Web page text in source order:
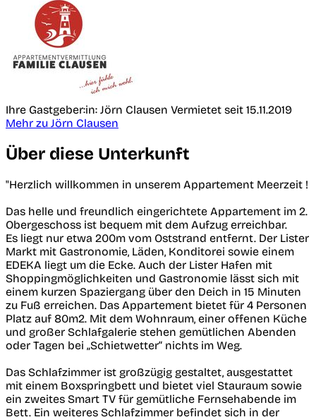
Ihre Gastgeber:in: Jörn Clausen Vermietet seit 15.11.2019
Mehr zu Jörn Clausen
Über diese Unterkunft
"Herzlich willkommen in unserem Appartement Meerzeit !
Das helle und freundlich eingerichtete Appartement im 2.
Obergeschoss ist bequem mit dem Aufzug erreichbar.
Es liegt nur etwa 200m vom Oststrand entfernt. Der Lister
Markt mit Gastronomie, Läden, Konditorei sowie einem
EDEKA liegt um die Ecke. Auch der Lister Hafen mit
Shoppingmöglichkeiten und Gastronomie lässt sich mit
einem kurzen Spaziergang über den Deich in 15 Minuten
zu Fuß erreichen. Das Appartement bietet für 4 Personen
Platz auf 80m2. Mit dem Wohnraum, einer offenen Küche
und großer Schlafgalerie stehen gemütlichen Abenden
oder Tagen bei „Schietwetter“ nichts im Weg.
Das Schlafzimmer ist großzügig gestaltet, ausgestattet
mit einem Boxspringbett und bietet viel Stauraum sowie
ein zweites Smart TV für gemütliche Fernsehabende im
Bett. Ein weiteres Schlafzimmer befindet sich in der